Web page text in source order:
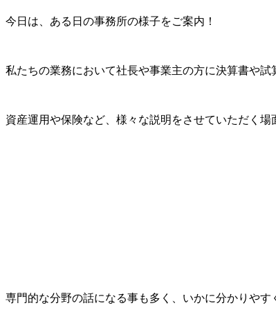
今日は、ある日の事務所の様子をご案内！
私たちの業務において社長や事業主の方に決算書や
資産運用や保険など、様々な説明をさせていただく場
専門的な分野の話になる事も多く、いかに分かりや